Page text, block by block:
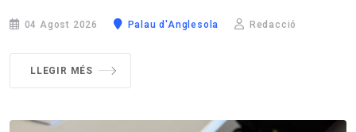
04 Agost 2026 Palau d'Anglesola Redacció
LLEGIR MÉS